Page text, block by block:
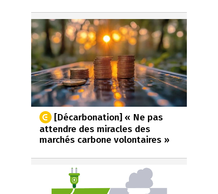
[Décarbonation] « Ne pas
attendre des miracles des
marchés carbone volontaires »